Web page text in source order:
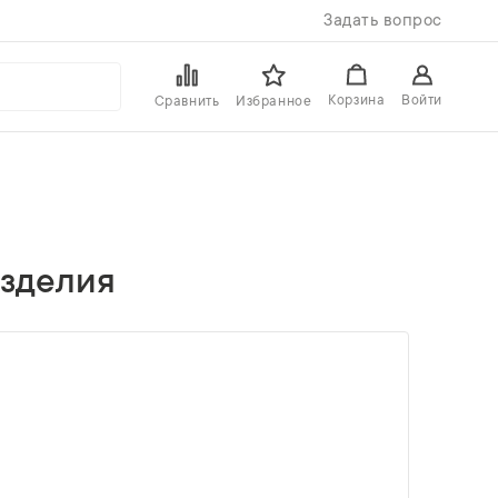
Задать вопрос
Сравнить Избранное Корзина Войти